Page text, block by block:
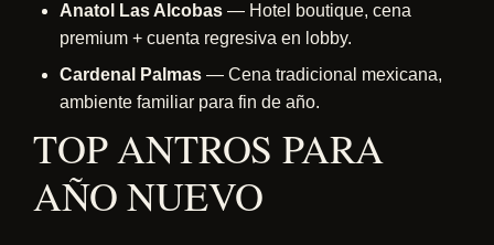
Anatol Las Alcobas — Hotel boutique, cena
premium + cuenta regresiva en lobby.
Cardenal Palmas — Cena tradicional mexicana,
ambiente familiar para fin de año.
TOP ANTROS PARA
AÑO NUEVO